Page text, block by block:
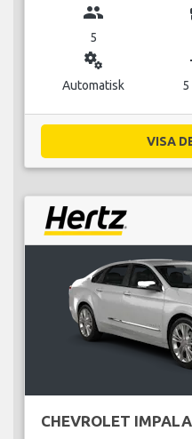
group
5
miscellaneous_services
Automatisk 5
VISA
CHEVROLET IMPALA